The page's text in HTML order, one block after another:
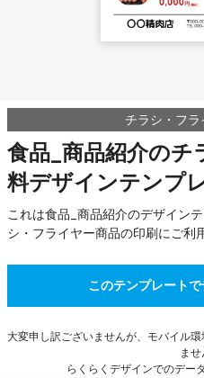
チラシ・フ
食品_商品紹介のチ
料デザインテンプ
これは食品_商品紹介のデザイン
シ・フライヤー商品の印刷にご利
このテンプレート
大変申し訳ございませんが、モバイル
ませ
らくらくデザインでのデー